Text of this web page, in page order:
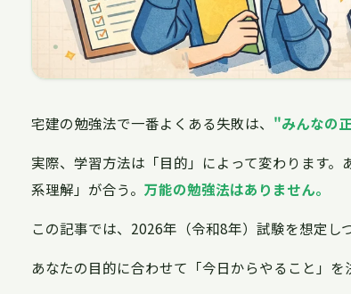
宅建の勉強法で一番よくある失敗は、 "みんなの
実際、学習方法は「目的」によって変わります
系理解」が合う。 万能の勉強法はありません。
この記事では、2026年（令和8年）試験を想定しつ
あなたの目的に合わせて「今日からやること」を